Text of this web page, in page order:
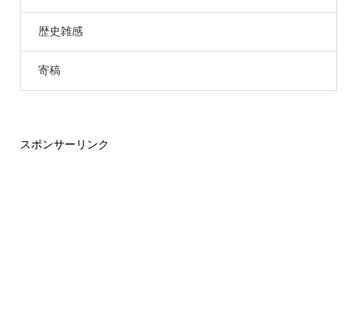
歴史雑感
寄稿
スポンサーリンク